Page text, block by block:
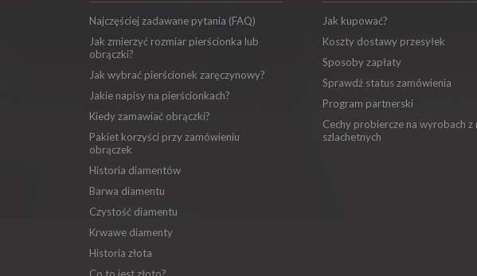
Najczęściej zadawane pytania (FAQ)
Jak zmierzyć rozmiar pierścionka lub
obrączki?
Jak wybrać pierścionek zaręczynowy?
Jakie napisy na pierścionkach?
Kiedy zamawiać obrączki?
Pakiet korzyści przy zamówieniu
obrączek
Historia diamentów
Barwa diamentu
Czystość diamentu
Krwawe diamenty
Historia złota
Co to jest złoto?
Jak kupować?
Koszty dostawy przesyłek
Sposoby zapłaty
Sprawdź status zamówienia
Program partnerski
Cechy probiercze na wyrobach z
szlachetnych